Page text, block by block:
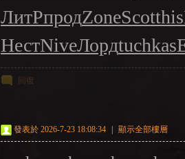
ЛитРпродZoneScotthis
НестNiveЛордtuchkas
回復
發表於 2026-7-23 18:08:34 顯示全部樓層